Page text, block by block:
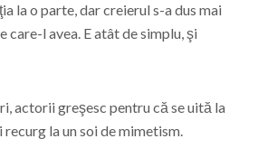
la o parte, dar creierul s-a dus mai
care-l avea. E atât de simplu, şi
actorii greşesc pentru că se uită la
la un soi de mimetism.